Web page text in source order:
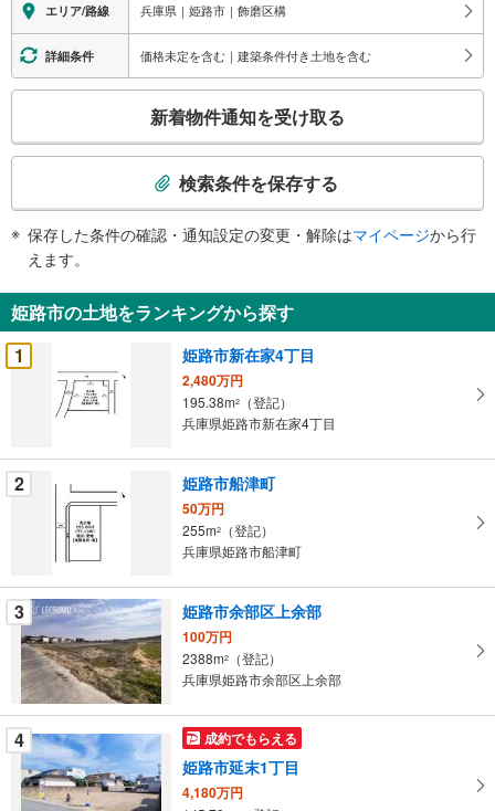
エリア/路線 兵庫県｜姫路市｜飾磨区構
詳細条件 価格未定を含む｜建築条件付き土地を含む
検
知
を
受
け
条
件
ペ
ー
ジ
に
保
存
す
る
新着物件通知を受け取る
検索条件を保存する
保存した条件の確認・通知設定の変更・解除はマイページから行
えます。
姫路市の土地をランキングから探す
1
姫路市新在家4丁目
2,480万円
195.38m2
（登記）
兵庫県姫路市新在家4丁目
2 姫路市船津町
50万円
255m2
（登記）
兵庫県姫路市船津町
3 姫路市余部区上余部
100万円
2388m2
（登記）
兵庫県姫路市余部区上余部
4 成約でもらえる
姫路市延末1丁目
4,180万円